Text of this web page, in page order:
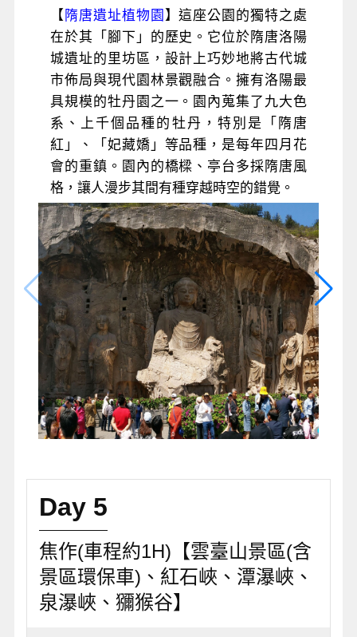
【 隋唐遺址植物園 】這座公園的獨特之處
在於其「腳下」的歷史。它位於隋唐洛陽
城遺址的里坊區，設計上巧妙地將古代城
市佈局與現代園林景觀融合。擁有洛陽最
具規模的牡丹園之一。園內蒐集了九大色
系、上千個品種的牡丹，特別是「隋唐
紅」、「妃藏嬌」等品種，是每年四月花
會的重鎮。園內的橋樑、亭台多採隋唐風
格，讓人漫步其間有種穿越時空的錯覺。
Day 5
焦作(車程約1H)【雲臺山景區(含
景區環保車)、紅石峽、潭瀑峽、
泉瀑峽、獼猴谷】